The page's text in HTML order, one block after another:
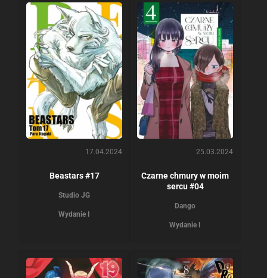
17.04.2024
Beastars #17
Studio JG
Wydanie I
25.03.2024
Czarne chmury w moim
sercu #04
Dango
Wydanie I